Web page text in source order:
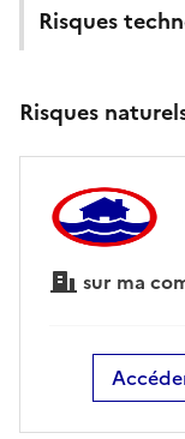
Risques
Risques
sur ma